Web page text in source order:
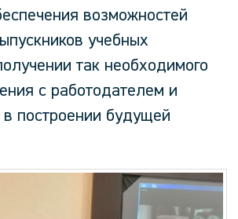
возможностей
учебных
так необходимого
с работодателем и
построении будущей